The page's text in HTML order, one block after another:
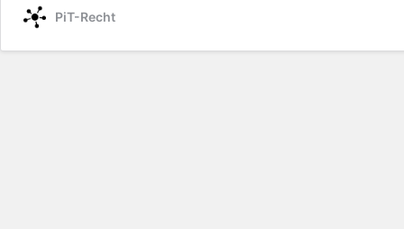
PiT-Recht